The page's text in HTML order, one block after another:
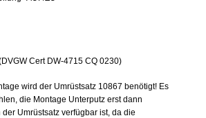
Cert DW-4715 CQ 0230)
wird der Umrüstsatz 10867 benötigt! Es
die Montage Unterputz erst dann
Umrüstsatz verfügbar ist, da die